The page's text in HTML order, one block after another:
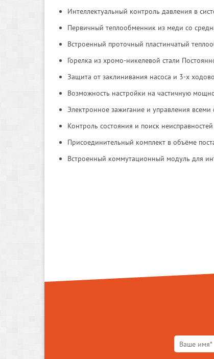
Интеллектуальный контроль давления в
Первичный теплообменник из меди со
Встроенный проточный пластинчатый
Горелка из хромо-никелевой стали
Защита от заклинивания насоса и 3-х
Возможность настройки на частичную
Электронное зажигание и управления
Контроль состояния и поиск
Присоединительный комплект в объёме
Встроенный коммутационный модуль для